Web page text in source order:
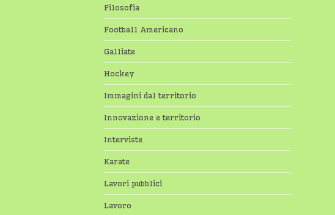
Filosofia
Football Americano
Galliate
Hockey
Immagini dal territorio
Innovazione e territorio
Interviste
Karate
Lavori pubblici
Lavoro